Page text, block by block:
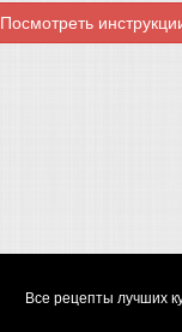
Посмотреть
Все рецепты лучших